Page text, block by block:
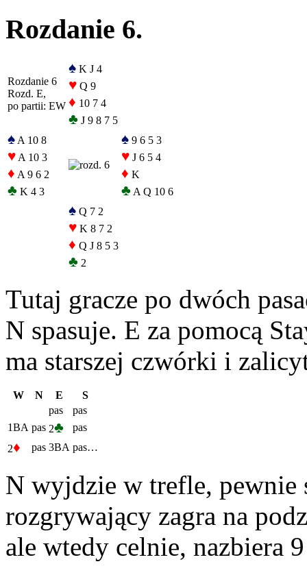
Rozdanie 6.
Rozdanie 6
Rozd. E,
po partii: EW
♠ K J 4
♥ Q 9
♦ 10 7 4
♣ J 9 8 7 5
♠ A 10 8
♥ A 10 3
♦ A 9 6 2
♣ K 4 3
♠ 9 6 5 3
♥ J 6 5 4
♦ K
♣ A Q 10 6
♠ Q 7 2
♥ K 8 7 2
♦ Q J 8 5 3
♣ 2
Tutaj gracze po dwóch
N spasuje. E za pomocą
ma starszej czwórki i
W N E
S
pas
pas
1BA pas 2♣
pas
2♦ pas 3BA pas…
N wyjdzie w trefle, pewnie
rozgrywający zagra na
ale wtedy celnie, nazbiera